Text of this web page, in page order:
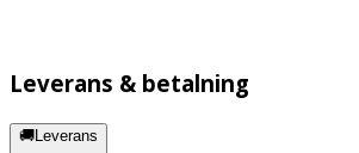
Leverans & betalning
🚚Leverans